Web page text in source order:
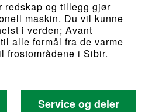
redskap og tillegg gjør
maskin. Du vil kunne
i verden; Avant
alle formål fra de varme
frostområdene i Sibir.
Service og deler